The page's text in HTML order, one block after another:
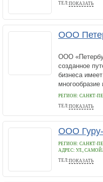
ТЕЛ:ПОКАЗАТЬ
+7 911 450-65-62
ООО
ООО
созданное
бизнеса
РЕГИОН: САНКТ-
ТЕЛ:ПОКАЗАТЬ
89818036889
ООО
РЕГИОН: САНКТ-
АДРЕС: УЛ.,
ТЕЛ:ПОКАЗАТЬ
+79112363001